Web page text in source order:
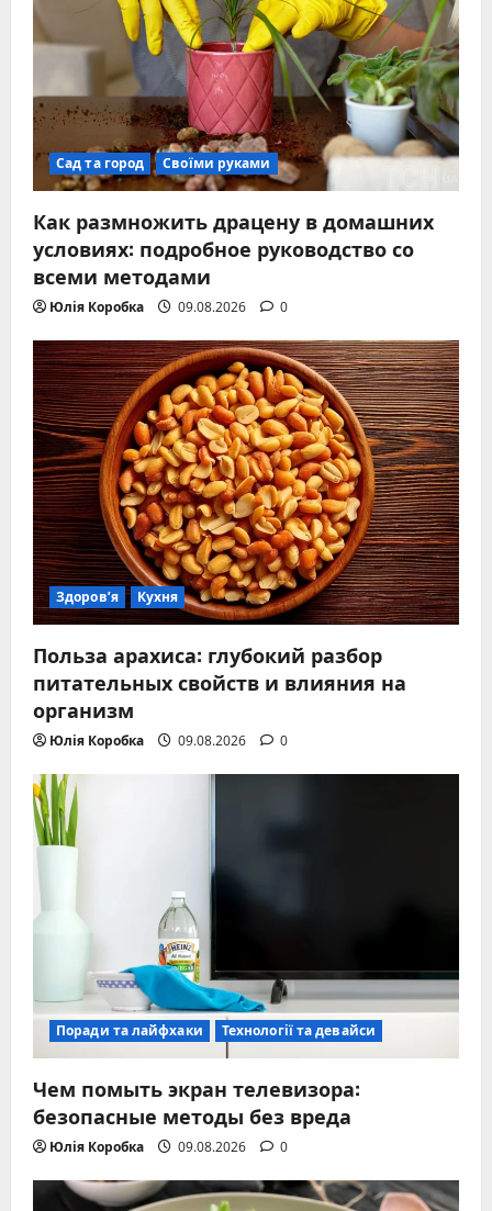
Сад та город Своїми руками
Как размножить драцену в домашних
условиях: подробное руководство со
всеми методами
Юлія Коробка 09.08.2026 0
Здоров’я Кухня
Польза арахиса: глубокий разбор
питательных свойств и влияния на
организм
Юлія Коробка 09.08.2026 0
Поради та лайфхаки Технології та девайси
Чем помыть экран телевизора:
безопасные методы без вреда
Юлія Коробка 09.08.2026 0